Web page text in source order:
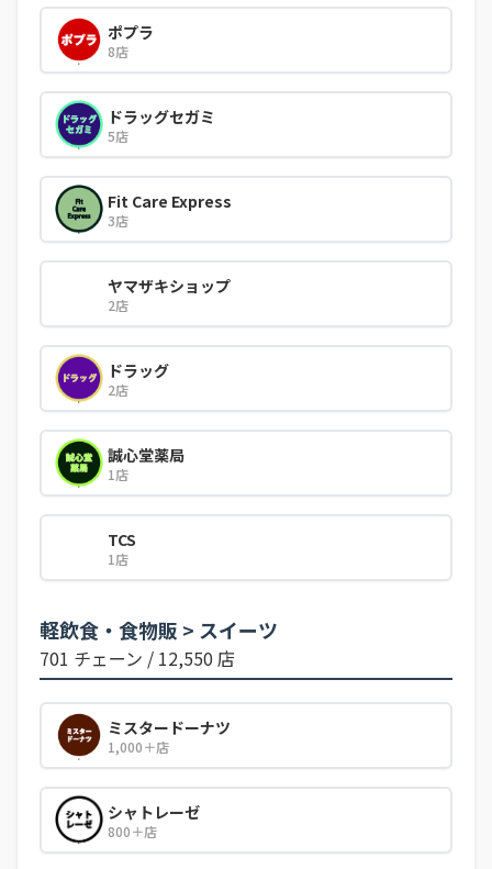
ポプラ
8店
ドラッグセガミ
5店
Fit Care Express
3店
ヤマザキショップ
2店
ドラッグ
2店
誠心堂薬局
1店
TCS
1店
軽飲食・食物販 > スイーツ
701 チェーン / 12,550 店
ミスタードーナツ
1,000＋店
シャトレーゼ
800＋店